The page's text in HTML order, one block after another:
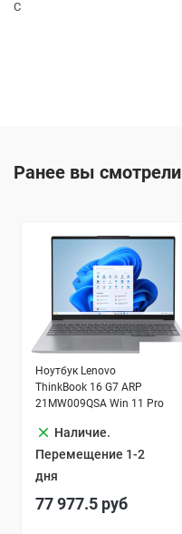
C
Ранее вы смотрели
Ноутбук Lenovo
ThinkBook 16 G7 ARP
21MW009QSA Win 11 Pro
clear Наличие.
Перемещение 1-2
дня
77 977.5 руб